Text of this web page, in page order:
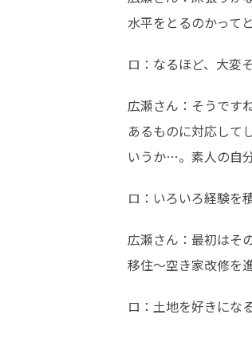
水平をとるのかって
ロ：なるほど、大変
広瀬さん：そうです
あるものに対応して
いうか…。素人の自
ロ：いろいろ経験を
広瀬さん：最初はそ
移住～空き家改修を
ロ：土地を好きにな